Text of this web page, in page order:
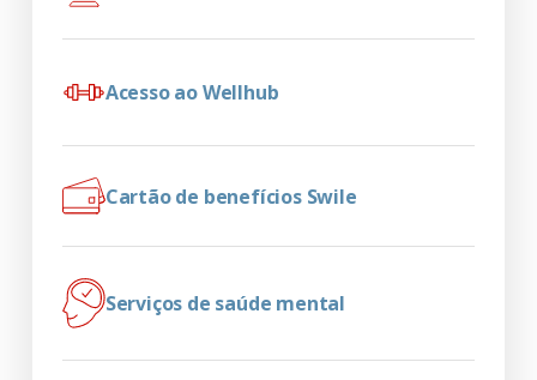
Acesso ao Wellhub
Cartão de benefícios Swile
Serviços de saúde mental